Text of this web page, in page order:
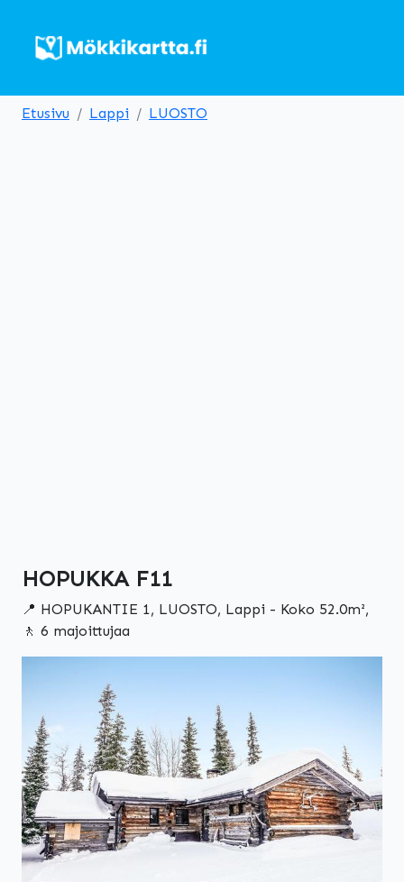
Etusivu Lappi LUOSTO
HOPUKKA F11
📍 HOPUKANTIE 1, LUOSTO, Lappi - Koko 52.0m²,
🚶 6 majoittujaa
Edellinen